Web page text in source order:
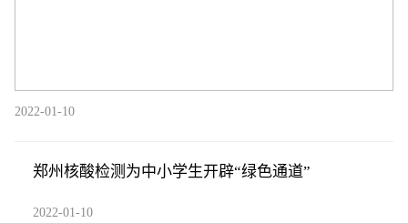
2022-01-10
郑州核酸检测为中小学生开辟“绿色通道”
2022-01-10